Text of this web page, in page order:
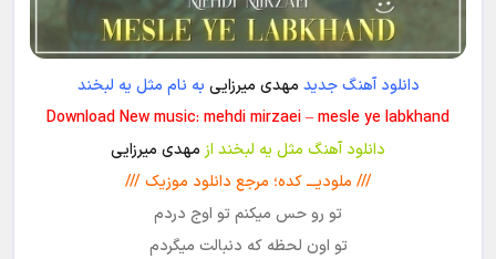
دانلود آهنگ جدید مهدی میرزایی به نام مثل یه لبخند
Download New music: mehdi mirzaei – mesle ye labkhand
دانلود آهنگ مثل یه لبخند از مهدی میرزایی
/// ملودیـــ کده؛ مرجع دانلود موزیک ///
تو رو حس میکنم تو اوج دردم
تو اون لحظه که دنبالت میگردم